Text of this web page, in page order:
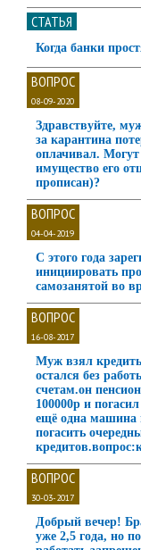
СТАТЬЯ
Когда банки
ВОПРОС
08-09-2020
Здравствуйте,
за карантина
оплачивал.
имущество его
прописан)?
ВОПРОС
04-04-2019
С этого года
инициировать
самозанятой во
ВОПРОС
16-08-2017
Муж взял
остался без
счетам.он
100000р и
ещё одна машина
погасить
ВОПРОС
30-03-2017
Добрый вечер!
уже 2,5 года, но